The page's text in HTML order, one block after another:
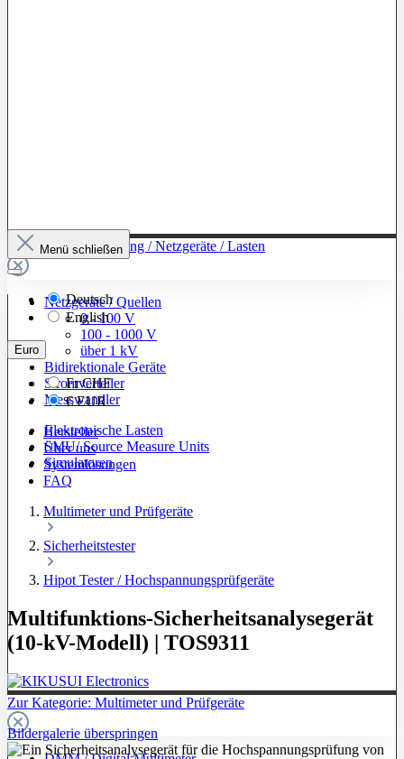
Zur Kategorie: Leistung / Netzgeräte / Lasten
Netzgeräte / Quellen
0 - 100 V
100 - 1000 V
über 1 kV
Bidirektionale Geräte
Stromverteiler
Messwandler
Elektronische Lasten
SMU/ Source Measure Units
Simulatoren
Zur Kategorie: Multimeter und Prüfgeräte
Menü schließen
Deutsch
English
Euro
FrCHF
€EUR
Hersteller
Über uns
Systemlösungen
FAQ
Multimeter und Prüfgeräte
Sicherheitstester
Hipot Tester / Hochspannungsprüfgeräte
Multifunktions-Sicherheitsanalysegerät
(10-kV-Modell) | TOS9311
Bildergalerie überspringen